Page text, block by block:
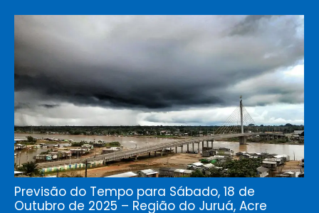
Previsão do Tempo para Sábado, 18 de
Outubro de 2025 – Região do Juruá, Acre